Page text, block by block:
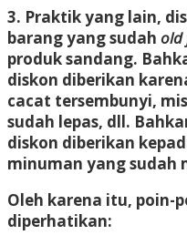
3. Praktik yang lain,
barang yang sudah old
produk sandang.
diskon diberikan
cacat tersembunyi,
sudah lepas, dll.
diskon diberikan
minuman yang sudah
Oleh karena itu, poin-
diperhatikan: